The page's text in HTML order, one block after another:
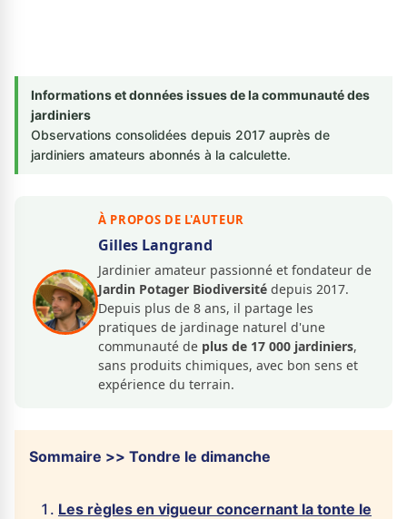
Informations et données issues de la communauté des
jardiniers
Observations consolidées depuis 2017 auprès de
jardiniers amateurs abonnés à la calculette.
À PROPOS DE L'AUTEUR
Gilles Langrand
Jardinier amateur passionné et fondateur de
Jardin Potager Biodiversité depuis 2017.
Depuis plus de 8 ans, il partage les
pratiques de jardinage naturel d'une
communauté de plus de 17 000 jardiniers,
sans produits chimiques, avec bon sens et
expérience du terrain.
Sommaire >> Tondre le dimanche
Les règles en vigueur concernant la tonte le